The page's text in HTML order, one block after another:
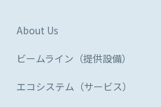
About Us
ビームライン（提供設備）
エコシステム（サービス）